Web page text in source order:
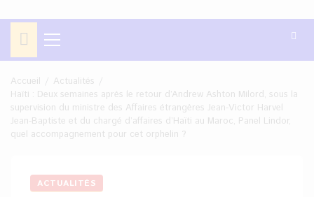
Menu
principal
Accueil
Actualités
Haïti : Deux semaines après le retour d’Andrew Ashton Milord, sous la
supervision du ministre des Affaires étrangères Jean-Victor Harvel
Jean-Baptiste et du chargé d’affaires d’Haïti au Maroc, Panel Lindor,
quel accompagnement pour cet orphelin ?
ACTUALITÉS